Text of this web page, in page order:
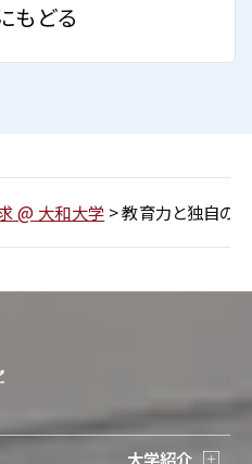
もどる
@ 大和大学 >教育力と独自の
大学紹介